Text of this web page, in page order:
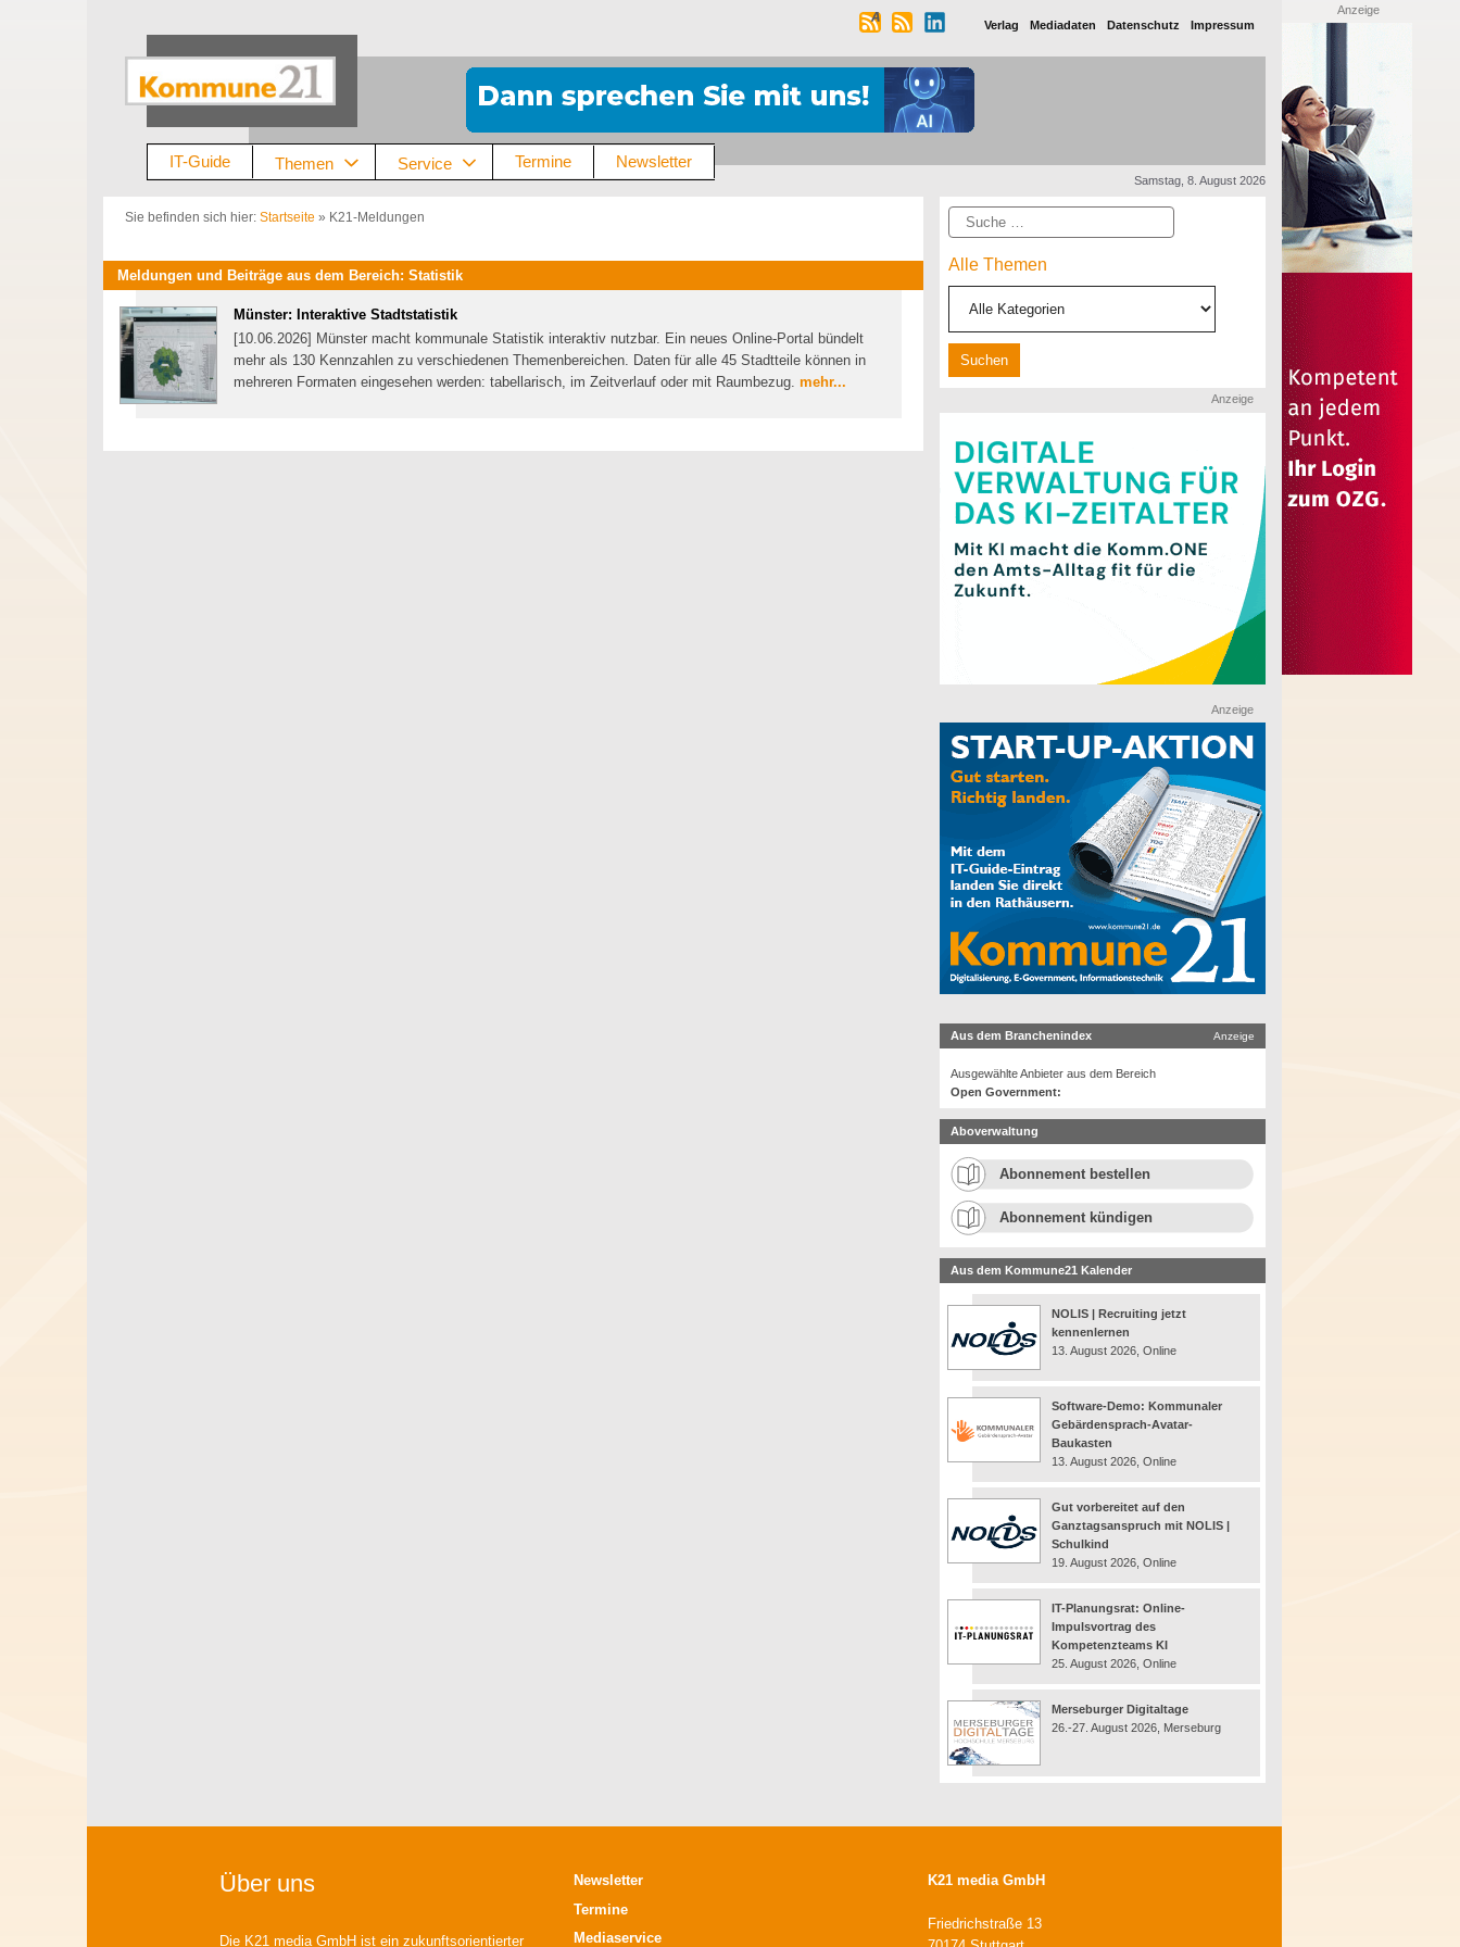
Verlag Mediadaten Datenschutz Impressum
IT-Guide Themen Service Termine Newsletter
Samstag, 8. August 2026
Sie befinden sich hier: Startseite » K21-Meldungen
Meldungen und Beiträge aus dem Bereich: Statistik
Münster: Interaktive Stadtstatistik
[10.06.2026] Münster macht kommunale Statistik interaktiv nutzbar. Ein neues Online-Portal bündelt
mehr als 130 Kennzahlen zu verschiedenen Themenbereichen. Daten für alle 45 Stadtteile können in
mehreren Formaten eingesehen werden: tabellarisch, im Zeitverlauf oder mit Raumbezug. mehr...
Suche
Alle Themen
Anzeige
Anzeige
Aus dem Branchenindex Anzeige
Ausgewählte Anbieter aus dem Bereich
Open Government:
Aboverwaltung
Abonnement bestellen
Abonnement kündigen
Aus dem Kommune21 Kalender
NOLIS | Recruiting jetzt
kennenlernen
13. August 2026, Online
Software-Demo: Kommunaler
Gebärdensprach-Avatar-
Baukasten
13. August 2026, Online
Gut vorbereitet auf den
Ganztagsanspruch mit NOLIS |
Schulkind
19. August 2026, Online
IT-Planungsrat: Online-
Impulsvortrag des
Kompetenzteams KI
25. August 2026, Online
Merseburger Digitaltage
26.-27. August 2026, Merseburg
Anzeige
Über uns
Die K21 media GmbH ist ein zukunftsorientierter
Newsletter
Termine
Mediaservice
K21 media GmbH
Friedrichstraße 13